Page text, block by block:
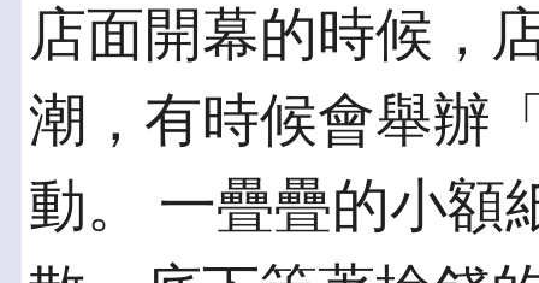
店面開幕的時候，
潮，有時候會舉辦
動。 一疊疊的小額